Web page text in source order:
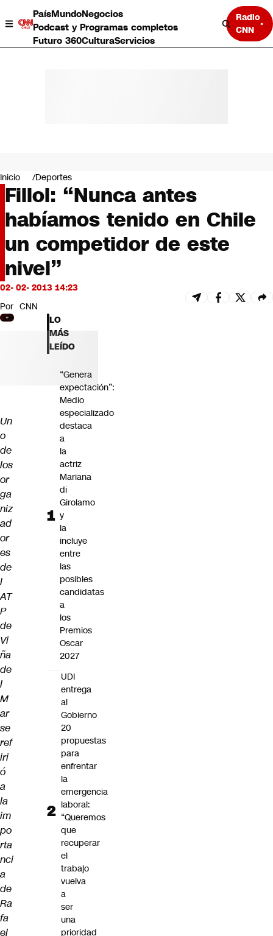
PaísMundoNegocios
Podcast y Programas completos
Futuro 360CulturaServicios
Radio
CNN
Negocios
Deportes
Programas completos
Cultura
Servicios
Bits
CNN tiempo
Futuro 360
Inicio Deportes
Fillol: “Nunca antes
habíamos tenido en Chile
un competidor de este
nivel”
02- 02- 2013 14:23
Por CNN
Un
o
de
los
or
ga
niz
ad
or
es
de
l
AT
P
de
Vi
ña
de
l
M
ar
se
ref
iri
ó
a
la
im
po
rta
nci
a
de
Ra
fa
el
LO
MÁS
LEÍDO
“Genera
expectación”:
Medio
especializado
destaca
a
la
actriz
Mariana
di
Girolamo
y
la
incluye
entre
las
posibles
candidatas
a
los
Premios
Oscar
2027
UDI
entrega
al
Gobierno
20
propuestas
para
enfrentar
la
emergencia
laboral:
“Queremos
que
recuperar
el
trabajo
vuelva
a
ser
una
prioridad